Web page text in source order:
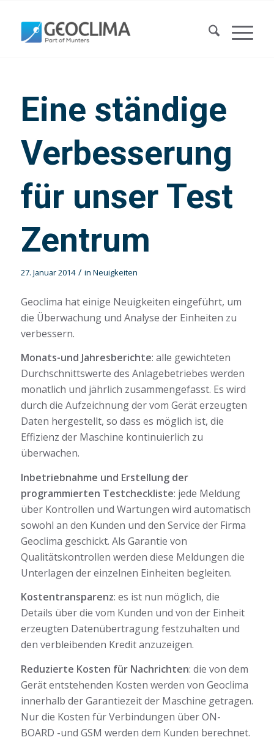
Eine ständige
Verbesserung
für unser Test
Zentrum
27. Januar 2014 / in Neuigkeiten
Geoclima hat einige Neuigkeiten eingeführt, um
die Überwachung und Analyse der Einheiten zu
verbessern.
Monats-und Jahresberichte: alle gewichteten
Durchschnittswerte des Anlagebetriebes werden
monatlich und jährlich zusammengefasst. Es wird
durch die Aufzeichnung der vom Gerät erzeugten
Daten hergestellt, so dass es möglich ist, die
Effizienz der Maschine kontinuierlich zu
überwachen.
Inbetriebnahme und Erstellung der
programmierten Testcheckliste: jede Meldung
über Kontrollen und Wartungen wird automatisch
sowohl an den Kunden und den Service der Firma
Geoclima geschickt. Als Garantie von
Qualitätskontrollen werden diese Meldungen die
Unterlagen der einzelnen Einheiten begleiten.
Kostentransparenz: es ist nun möglich, die
Details über die vom Kunden und von der Einheit
erzeugten Datenübertragung festzuhalten und
den verbleibenden Kredit anzuzeigen.
Reduzierte Kosten für Nachrichten: die von dem
Gerät entstehenden Kosten werden von Geoclima
innerhalb der Garantiezeit der Maschine getragen.
Nur die Kosten für Verbindungen über ON-
BOARD -und GSM werden dem Kunden berechnet.